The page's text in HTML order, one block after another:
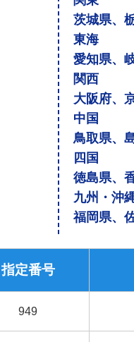
茨城県、
東海
愛知県、
関西
大阪府、
中国
鳥取県、
四国
徳島県、
九州・沖
福岡県、
指定番号
949